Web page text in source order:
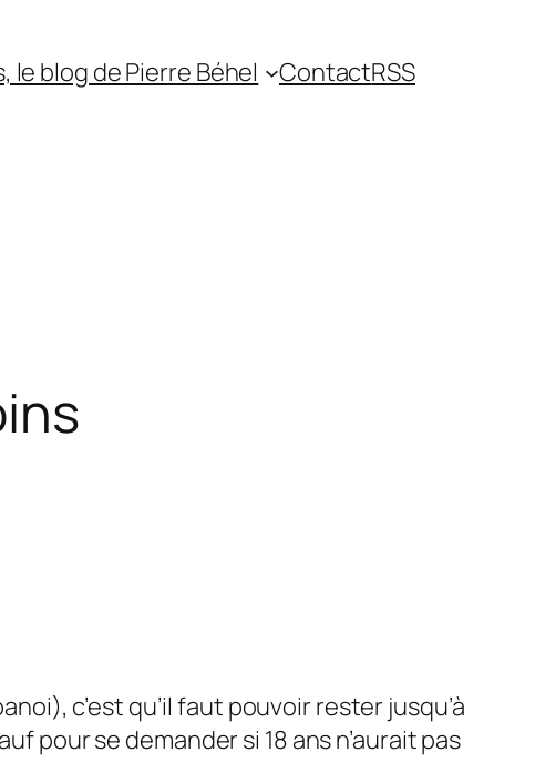
le blog de Pierre Béhel ContactRSS
c’est qu’il faut pouvoir rester jusqu’à
pour se demander si 18 ans n’aurait pas